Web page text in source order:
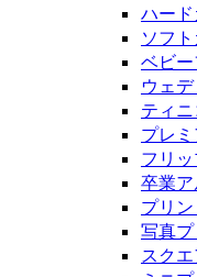
ハー
ソフ
ベビ
ウェ
ティ
プレ
フリ
卒業ア
プリン
写真プ
スク